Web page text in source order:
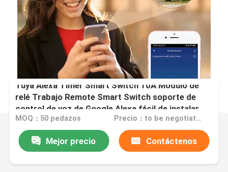
Tuya Alexa Timer Smart Switch 10A Modulo de
relé Trabajo Remote Smart Switch soporte de
control de voz de Google Alexa fácil de instalar
MOQ：50 pedazos Precio：to be negotiated
Mejor precio Contáctenos